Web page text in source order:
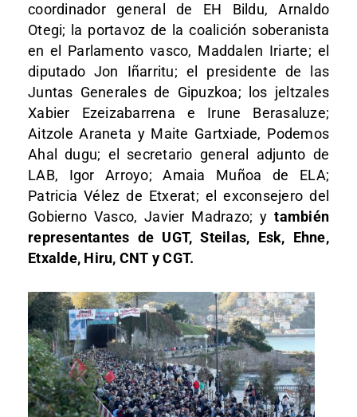
coordinador general de EH Bildu, Arnaldo
Otegi; la portavoz de la coalición soberanista
en el Parlamento vasco, Maddalen Iriarte; el
diputado Jon Iñarritu; el presidente de las
Juntas Generales de Gipuzkoa; los jeltzales
Xabier Ezeizabarrena e Irune Berasaluze;
Aitzole Araneta y Maite Gartxiade, Podemos
Ahal dugu; el secretario general adjunto de
LAB, Igor Arroyo; Amaia Muñoa de ELA;
Patricia Vélez de Etxerat; el exconsejero del
Gobierno Vasco, Javier Madrazo; y también
representantes de UGT, Steilas, Esk, Ehne,
Etxalde, Hiru, CNT y CGT.